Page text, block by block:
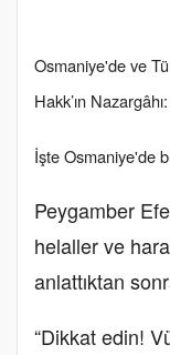
Osmaniye'de ve
Hakk’ın
İşte Osmaniye'de
Peygamber
helaller ve
anlattıktan
“Dikkat edin!